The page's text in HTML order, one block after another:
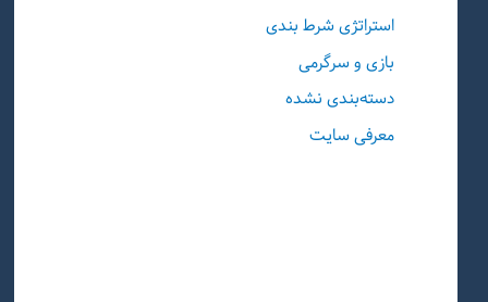
استراتژی شرط بندی
بازی و سرگرمی
دسته‌بندی نشده
معرفی سایت